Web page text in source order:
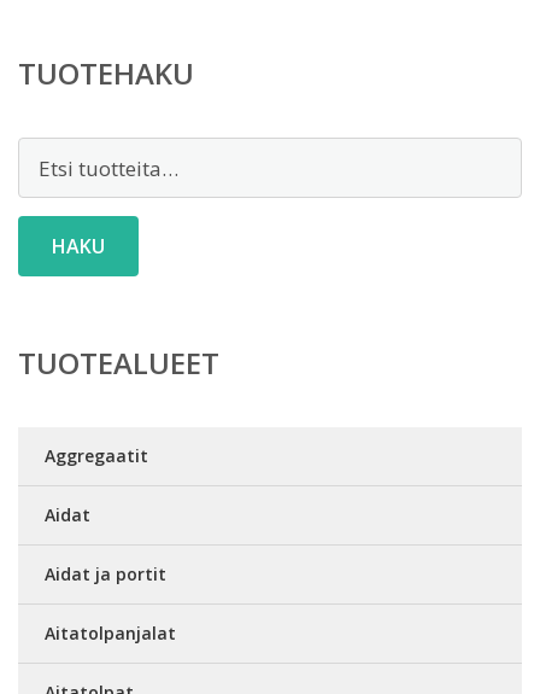
TUOTEHAKU
HAKU
TUOTEALUEET
Aggregaatit
Aidat
Aidat ja portit
Aitatolpanjalat